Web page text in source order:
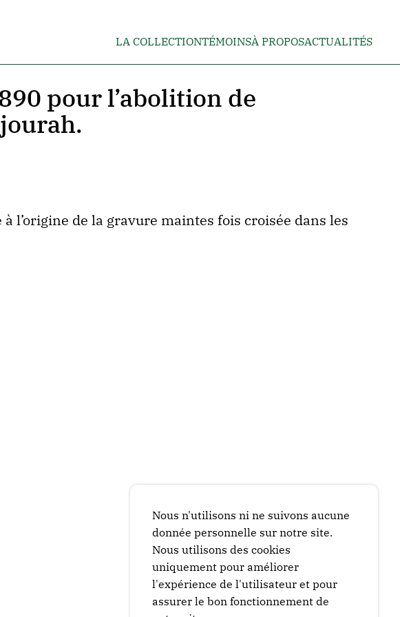
LA COLLECTIONTÉMOINSÀ PROPOSACTUALITÉS
pour l’abolition de
l’origine de la gravure maintes fois croisée dans les
Nous n'utilisons ni ne suivons aucune
donnée personnelle sur notre site.
Nous utilisons des cookies
uniquement pour améliorer
l'expérience de l'utilisateur et pour
assurer le bon fonctionnement de